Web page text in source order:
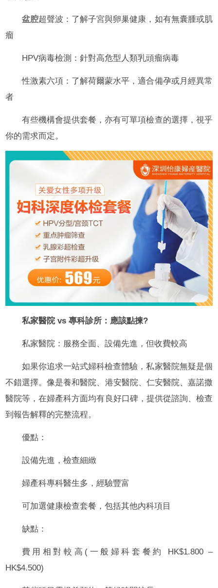
盆腔超聲波：了解子宮與卵巢健康，如有無囊腫或肌
瘤
HPV病毒檢測：針對高危型人類乳頭瘤病毒
性激素六項：了解荷爾蒙水平，適合備孕或月經異常
者
有些機構會提供套餐，亦有可單項檢查的選擇，視乎
你的需求而定。
私家醫院 vs 專科診所：應該點揀?
私家醫院：服務全面、設備先進，但收費較高
如果你追求一站式婦科檢查體驗，私家醫院無疑是個
不錯選擇。像是養和醫院、港安醫院、仁安醫院、嘉諾撒
醫院等，在婦產科方面均有良好口碑，提供從諮詢、檢查
到報告解釋的完整流程。
優點：
設備先進，檢查細緻
婦產科專科醫生多，經驗豐富
可加選健康檢查套餐，包括其他內科項目
缺點：
費用相對較高(一般婦科套餐約 HK$1.800 –
HK$4.500)